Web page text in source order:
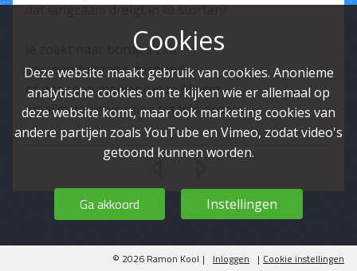
Cookies
Deze website maakt gebruik van cookies. Anonieme
analytische cookies om te kijken wie er allemaal op
deze website komt, maar ook marketing cookies van
andere partijen zoals YouTube en Vimeo, zodat video's
getoond kunnen worden.
Ga akkoord Instellingen
dat langzaam dreigt in te storten?
je zoekt naar bordjes Exit
een nooduitgang desnoods
of naar een manier om te blijven
en alles te vervormen tot iets groots
© 2026 Ramon Kool | Inloggen | Cookie instellingen